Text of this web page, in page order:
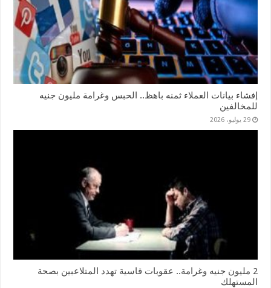
إفشاء بيانات العملاء ثمنه باهظ.. الحبس وغرامة مليون جنيه
للمخالفين
29 يوليو، 2026
2 مليون جنيه وغرامة.. عقوبات قاسية تهدد المتلاعبين بصحة
المستهلك